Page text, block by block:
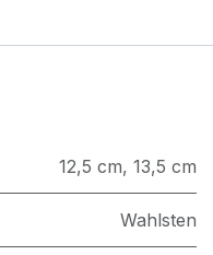
12,5 cm, 13,5 cm
Wahlsten